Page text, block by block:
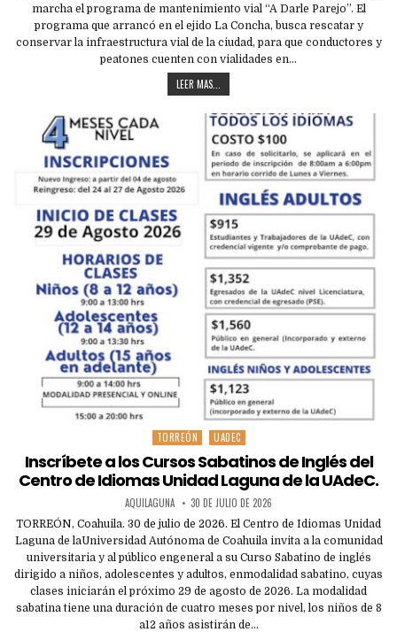
marcha el programa de mantenimiento vial “A Darle Parejo”. El
programa que arrancó en el ejido La Concha, busca rescatar y
conservar la infraestructura vial de la ciudad, para que conductores y
peatones cuenten con vialidades en…
LEER MAS...
Posted
TORREÓN UADEC
Inscríbete a los Cursos Sabatinos de Inglés del
Centro de Idiomas Unidad Laguna de la UAdeC.
AQUILAGUNA 30 DE JULIO DE 2026
TORREÓN, Coahuila. 30 de julio de 2026. El Centro de Idiomas Unidad
Laguna de laUniversidad Autónoma de Coahuila invita a la comunidad
universitaria y al público engeneral a su Curso Sabatino de inglés
dirigido a niños, adolescentes y adultos, enmodalidad sabatino, cuyas
clases iniciarán el próximo 29 de agosto de 2026. La modalidad
sabatina tiene una duración de cuatro meses por nivel, los niños de 8
a12 años asistirán de…